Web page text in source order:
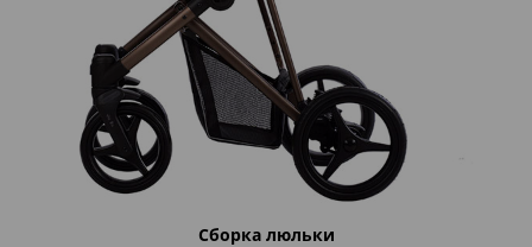
Сборка люльки